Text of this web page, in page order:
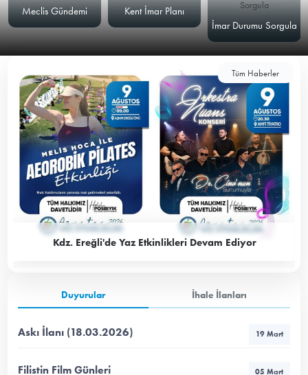
Meclis Gündemi
Kent İmar Planı
İmar Durumu Sorgula
Tüm Haberler
Kdz. Ereğli'de Yaz Etkinlikleri Devam Ediyor
Duyurular İhale İlanları
Askı İlanı (18.03.2026) 19 Mart
Filistin Film Günleri 05 Mart